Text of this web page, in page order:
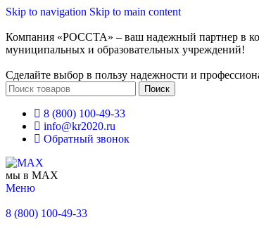
Skip to navigation Skip to main content
Компания «РОССТА» – ваш надежный партнер в
муниципальных и образовательных учреждений!
Сделайте выбор в пользу надежности и
Поиск
8 (800) 100-49-33
info@kr2020.ru
Обратный звонок
мы в MAX
Меню
8 (800) 100-49-33